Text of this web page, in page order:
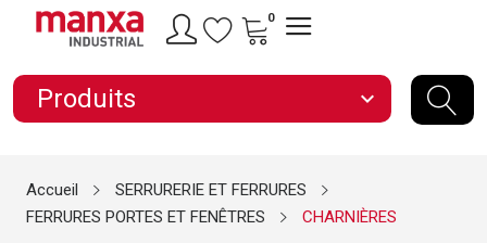
0
Produits expand_more
Accueil
SERRURERIE ET FERRURES
FERRURES PORTES ET FENÊTRES
CHARNIÈRES